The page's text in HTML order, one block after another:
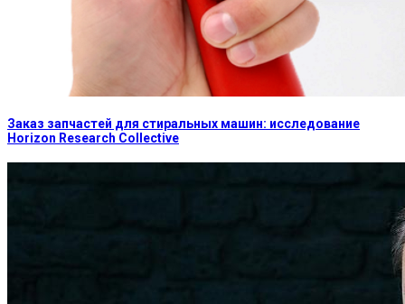
Заказ запчастей для стиральных машин: исследование
Horizon Research Collective